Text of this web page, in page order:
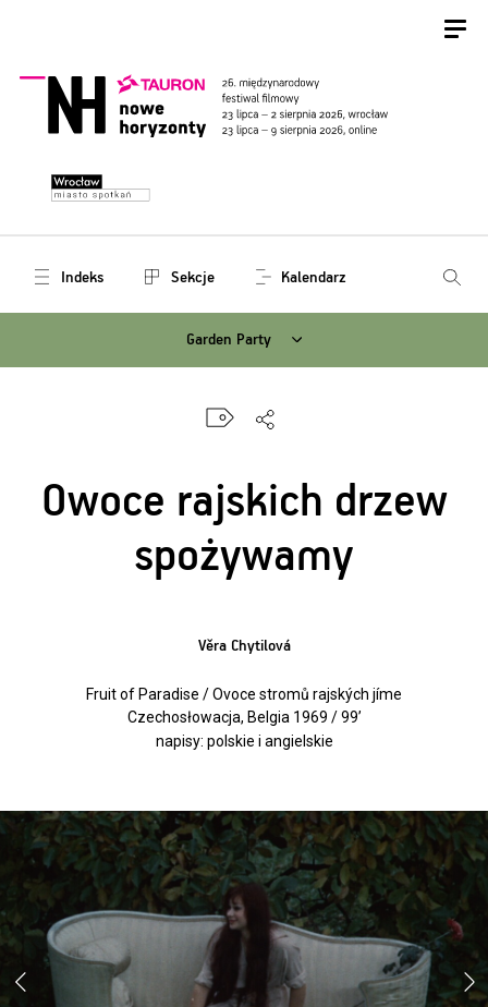
Indeks Sekcje Kalendarz
Garden Party
Owoce rajskich drzew
spożywamy
Věra Chytilová
Fruit of Paradise / Ovoce stromů rajských jíme
Czechosłowacja, Belgia 1969 / 99’
napisy: polskie i angielskie